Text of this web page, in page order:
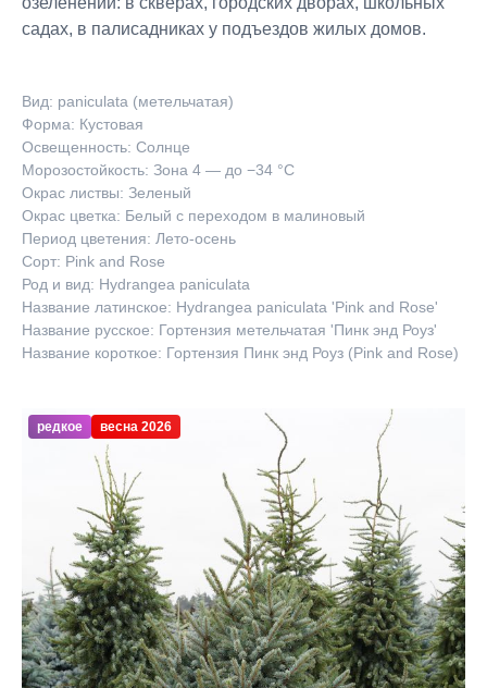
садах, в палисадниках у подъездов жилых домов.
Вид: paniculata (метельчатая)
Форма: Кустовая
Освещенность: Солнце
Морозостойкость: Зона 4 — до −34 °C
Окрас листвы: Зеленый
Окрас цветка: Белый с переходом в малиновый
Период цветения: Лето-осень
Сорт: Pink and Rose
Род и вид: Hydrangea paniculata
Название латинское: Hydrangea paniculata 'Pink and Rose'
Название русское: Гортензия метельчатая 'Пинк энд Роуз'
Название короткое: Гортензия Пинк энд Роуз (Pink and Rose)
редкое весна 2026